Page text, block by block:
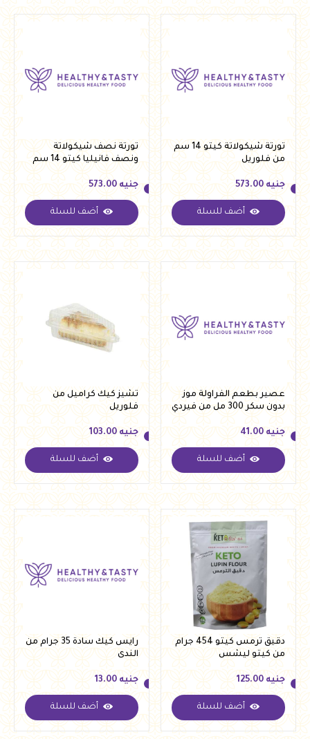
تورتة شيكولاتة كيتو 14 سم
من فلوريل
جنيه
جنيه 573.00
أضف للسلة
تورتة نصف شيكولاتة
ونصف فانيليا كيتو 14 سم
من فلوريل
جنيه
جنيه 573.00
أضف للسلة
عصير بطعم الفراولة موز
بدون سكر 300 مل من فيردي
جنيه
جنيه 41.00
أضف للسلة
تشيز كيك كراميل من
فلوريل
جنيه
جنيه 103.00
أضف للسلة
دقيق ترمس كيتو 454 جرام
من كيتو ليشس
جنيه
جنيه 125.00
أضف للسلة
رايس كيك سادة 35 جرام من
الندى
جنيه
جنيه 13.00
أضف للسلة